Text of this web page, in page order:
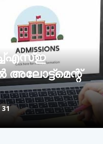
അലോട്ട്മെന്റ്
31